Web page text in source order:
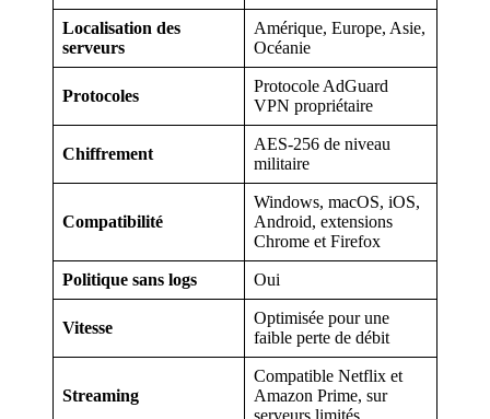
Localisation des
serveurs
Amérique, Europe, Asie,
Océanie
Protocoles
Protocole AdGuard
VPN propriétaire
Chiffrement
AES-256 de niveau
militaire
Compatibilité
Windows, macOS, iOS,
Android, extensions
Chrome et Firefox
Politique sans logs Oui
Vitesse
Optimisée pour une
faible perte de débit
Streaming
Compatible Netflix et
Amazon Prime, sur
serveurs limités